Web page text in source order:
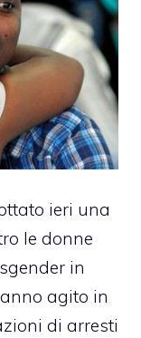
ieri una
le donne
in
agito in
di arresti